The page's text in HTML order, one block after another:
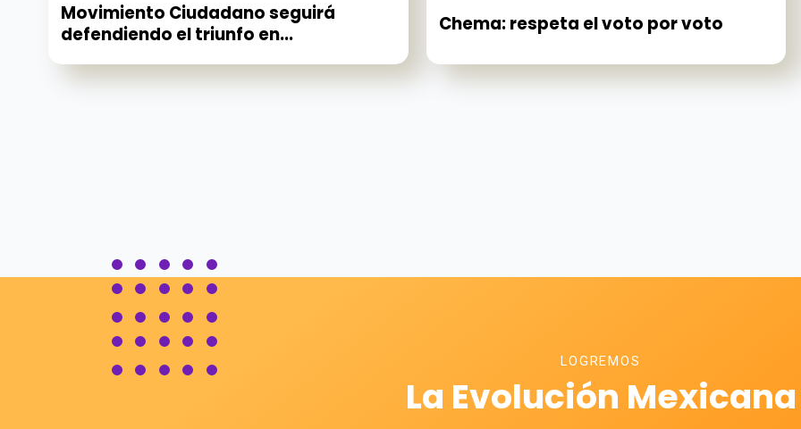
Movimiento Ciudadano seguirá
defendiendo el triunfo en...
Chema: respeta el voto por voto
LOGREMOS
La Evolución Mexicana